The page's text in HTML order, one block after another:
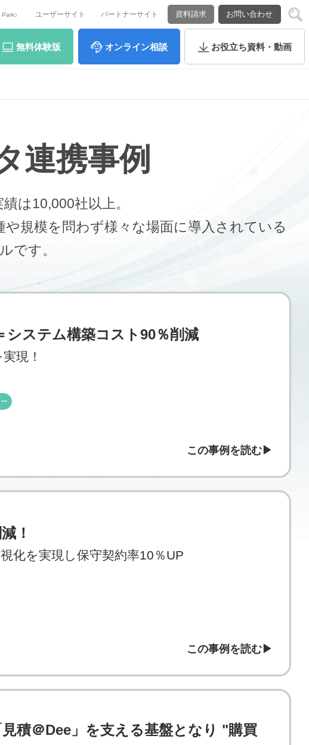
） ユーザーサイト パートナーサイト 資料請求 お問い合わせ
無料体験版 オンライン相談 お役立ち資料・動画
連携事例
は10,000社以上。
規模を問わず様々な場面に導入されている
です。
システム構築コスト90％削減
現！
この事例を読む
！
化を実現し保守契約率10％UP
この事例を読む
見積＠Dee」を支える基盤となり "購買